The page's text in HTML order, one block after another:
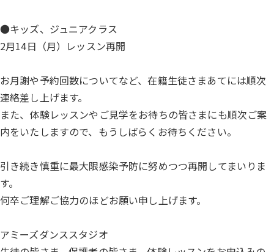
●キッズ、ジュニアクラス
2月14日（月）レッスン再開
お月謝や予約回数についてなど、在籍生徒さまあてには順次
連絡差し上げます。
また、体験レッスンやご見学をお待ちの皆さまにも順次ご案
内をいたしますので、もうしばらくお待ちください。
引き続き慎重に最大限感染予防に努めつつ再開してまいりま
す。
何卒ご理解ご協力のほどお願い申し上げます。
アミーズダンススタジオ